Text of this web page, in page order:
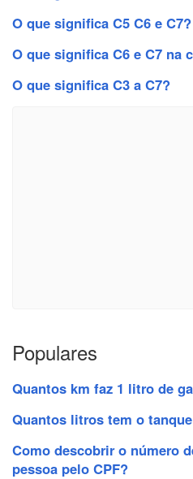
O que significa C5 C6 e C7?
O que significa C6 e C7 na
O que significa C3 a C7?
Populares
Quantos km faz 1 litro de
Quantos litros tem o
Como descobrir o número
pessoa pelo CPF?